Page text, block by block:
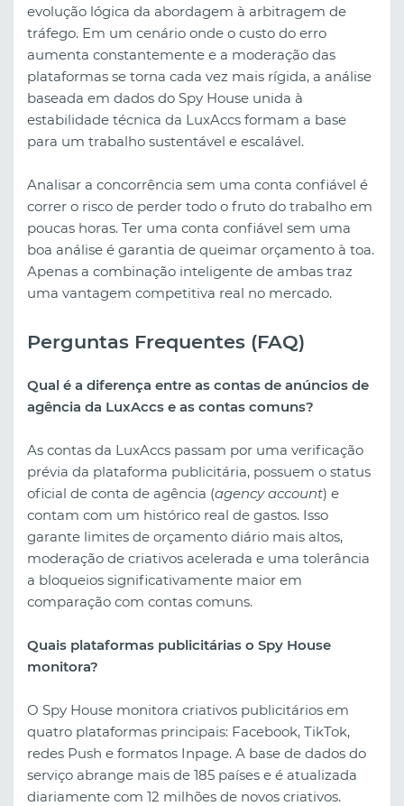
evolução lógica da abordagem à arbitragem de
tráfego. Em um cenário onde o custo do erro
aumenta constantemente e a moderação das
plataformas se torna cada vez mais rígida, a análise
baseada em dados do Spy House unida à
estabilidade técnica da LuxAccs formam a base
para um trabalho sustentável e escalável.
Analisar a concorrência sem uma conta confiável é
correr o risco de perder todo o fruto do trabalho em
poucas horas. Ter uma conta confiável sem uma
boa análise é garantia de queimar orçamento à toa.
Apenas a combinação inteligente de ambas traz
uma vantagem competitiva real no mercado.
Perguntas Frequentes (FAQ)
Qual é a diferença entre as contas de anúncios de
agência da LuxAccs e as contas comuns?
As contas da LuxAccs passam por uma verificação
prévia da plataforma publicitária, possuem o status
oficial de conta de agência (agency account) e
contam com um histórico real de gastos. Isso
garante limites de orçamento diário mais altos,
moderação de criativos acelerada e uma tolerância
a bloqueios significativamente maior em
comparação com contas comuns.
Quais plataformas publicitárias o Spy House
monitora?
O Spy House monitora criativos publicitários em
quatro plataformas principais: Facebook, TikTok,
redes Push e formatos Inpage. A base de dados do
serviço abrange mais de 185 países e é atualizada
diariamente com 12 milhões de novos criativos.